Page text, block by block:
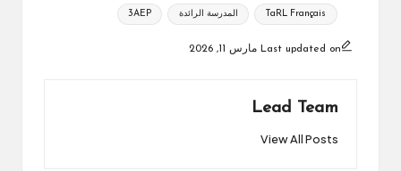
Tags:
3AEP المدرسة الرائدة TaRL Français
Last updated on مارس 11, 2026
Lead Team
View All Posts